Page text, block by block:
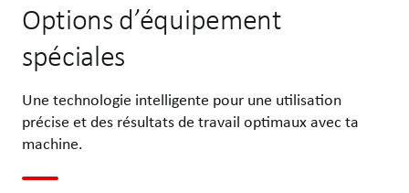
Options d’équipement
spéciales
Une technologie intelligente pour une utilisation
précise et des résultats de travail optimaux avec ta
machine.